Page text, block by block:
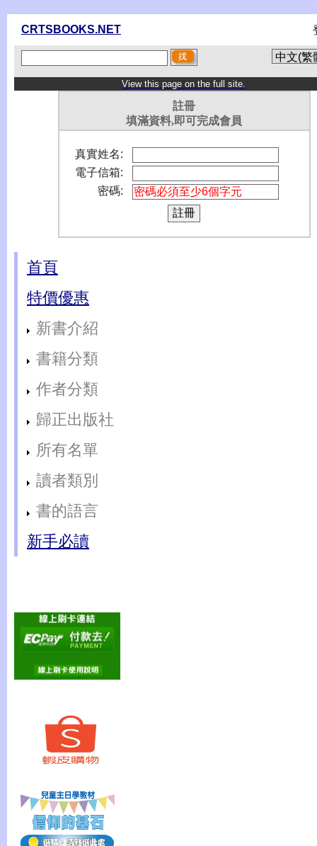
CRTSBOOKS.NET
View this page on the full site.
註冊
填滿資料,即可完成會員
真實姓名:
電子信箱:
密碼:
首頁
特價優惠
新書介紹
書籍分類
作者分類
歸正出版社
所有名單
讀者類別
書的語言
新手必讀